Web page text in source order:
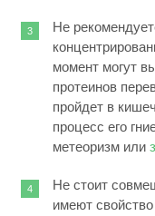
Не
момент могут
протеинов
пройдет в
процесс его
метеоризм или
Не стоит
имеют